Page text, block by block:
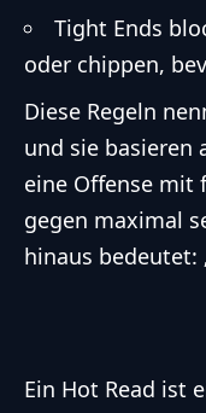
Tight Ends
oder chippen,
Diese Regeln
und sie basieren
eine Offense mit
gegen maximal
hinaus bedeutet:
Ein Hot Read ist